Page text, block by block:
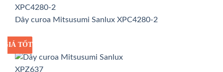
Dây curoa Mitsusumi Sanlux XPC4280-2
GIÁ SỈ
GIÁ TỐT